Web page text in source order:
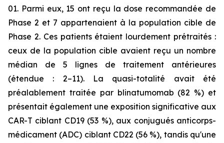
01. Parmi eux, 15 ont reçu la dose recommandée de
Phase 2 et 7 appartenaient à la population cible de
Phase 2. Ces patients étaient lourdement prétraités :
ceux de la population cible avaient reçu un nombre
médian de 5 lignes de traitement antérieures
(étendue : 2–11). La quasi-totalité avait été
préalablement traitée par blinatumomab (82 %) et
présentait également une exposition significative aux
CAR-T ciblant CD19 (53 %), aux conjugués anticorps-
médicament (ADC) ciblant CD22 (56 %), tandis qu'une